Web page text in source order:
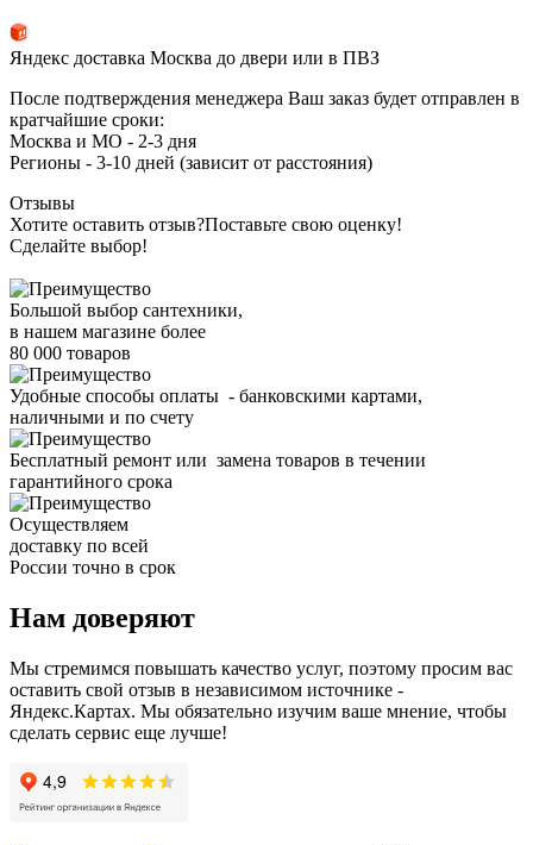
Яндекс доставка Москва до двери или в ПВЗ
После подтверждения менеджера Ваш заказ будет отправлен в
кратчайшие сроки:
Москва и МО - 2-3 дня
Регионы - 3-10 дней (зависит от расстояния)
Отзывы
Хотите оставить отзыв?Поставьте свою оценку!
Сделайте выбор!
Большой выбор сантехники,
в нашем магазине более
80 000 товаров
Удобные способы оплаты - банковскими картами,
наличными и по счету
Бесплатный ремонт или замена товаров в течении
гарантийного срока
Осуществляем
доставку по всей
России точно в срок
Нам доверяют
Мы стремимся повышать качество услуг, поэтому просим вас
оставить свой отзыв в независимом источнике -
Яндекс.Картах. Мы обязательно изучим ваше мнение, чтобы
сделать сервис еще лучше!